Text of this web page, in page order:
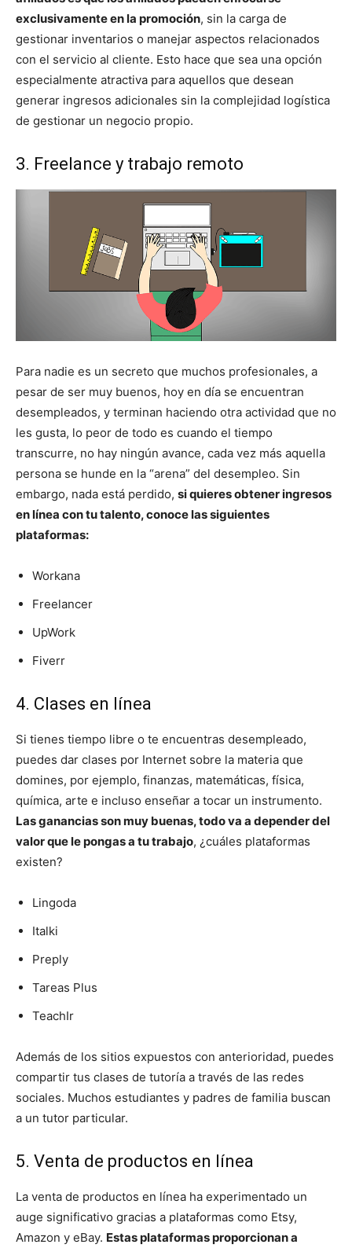
exclusivamente en la promoción, sin la carga de
gestionar inventarios o manejar aspectos relacionados
con el servicio al cliente. Esto hace que sea una opción
especialmente atractiva para aquellos que desean
generar ingresos adicionales sin la complejidad logística
de gestionar un negocio propio.
3. Freelance y trabajo remoto
Para nadie es un secreto que muchos profesionales, a
pesar de ser muy buenos, hoy en día se encuentran
desempleados, y terminan haciendo otra actividad que no
les gusta, lo peor de todo es cuando el tiempo
transcurre, no hay ningún avance, cada vez más aquella
persona se hunde en la “arena” del desempleo. Sin
embargo, nada está perdido, si quieres obtener ingresos
en línea con tu talento, conoce las siguientes
plataformas:
Workana
Freelancer
UpWork
Fiverr
4. Clases en línea
Si tienes tiempo libre o te encuentras desempleado,
puedes dar clases por Internet sobre la materia que
domines, por ejemplo, finanzas, matemáticas, física,
química, arte e incluso enseñar a tocar un instrumento.
Las ganancias son muy buenas, todo va a depender del
valor que le pongas a tu trabajo, ¿cuáles plataformas
existen?
Lingoda
Italki
Preply
Tareas Plus
TeachIr
Además de los sitios expuestos con anterioridad, puedes
compartir tus clases de tutoría a través de las redes
sociales. Muchos estudiantes y padres de familia buscan
a un tutor particular.
5. Venta de productos en línea
La venta de productos en línea ha experimentado un
auge significativo gracias a plataformas como Etsy,
Amazon y eBay. Estas plataformas proporcionan a